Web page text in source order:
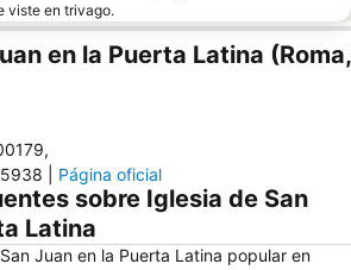
viste en trivago.
en la Puerta Latina (Roma,
,
Página oficial
sobre Iglesia de San
Latina
Juan en la Puerta Latina popular en